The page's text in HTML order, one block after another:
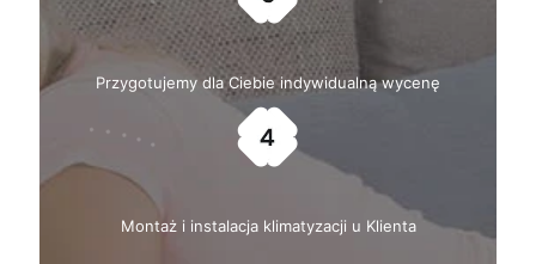
Przygotujemy dla Ciebie indywidualną wycenę
Montaż i instalacja klimatyzacji u Klienta